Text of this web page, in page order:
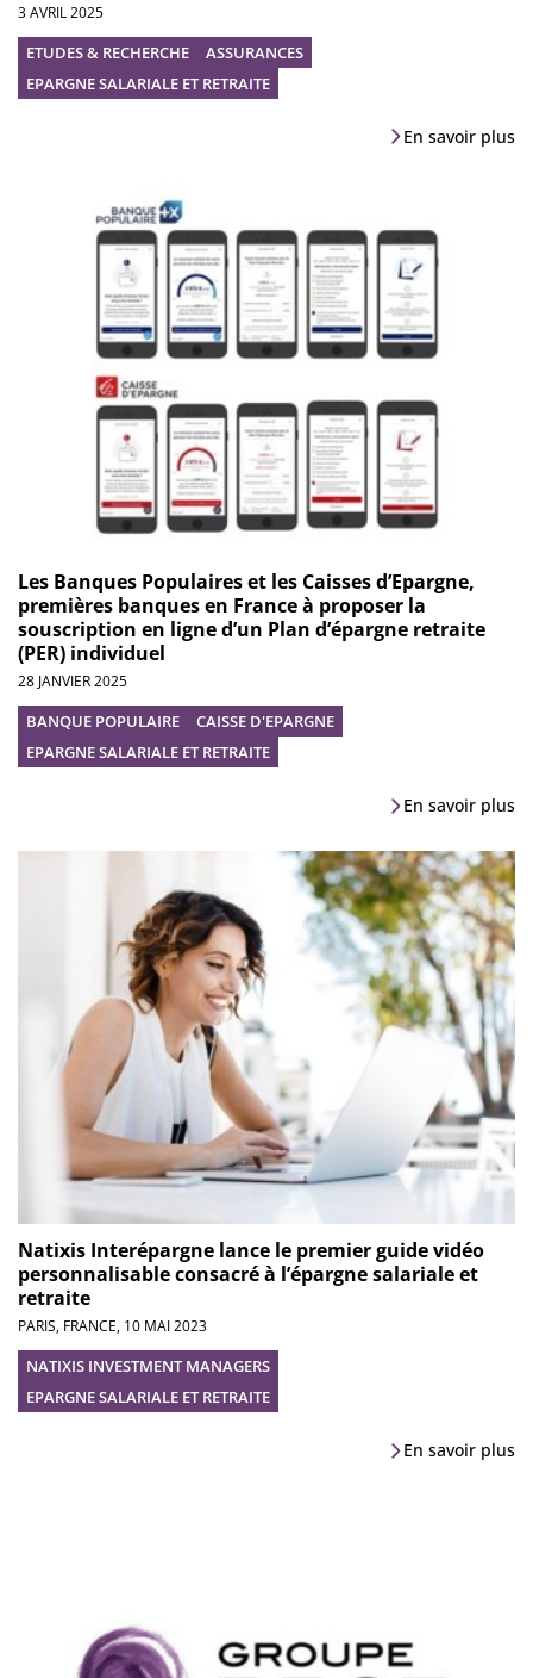
3 AVRIL 2025
ETUDES & RECHERCHE
ASSURANCES
EPARGNE SALARIALE ET RETRAITE
En savoir plus
Les Banques Populaires et les Caisses d’Epargne,
premières banques en France à proposer la
souscription en ligne d’un Plan d’épargne retraite
(PER) individuel
28 JANVIER 2025
BANQUE POPULAIRE
CAISSE D'EPARGNE
EPARGNE SALARIALE ET RETRAITE
En savoir plus
Natixis Interépargne lance le premier guide vidéo
personnalisable consacré à l’épargne salariale et
retraite
PARIS, FRANCE, 10 MAI 2023
NATIXIS INVESTMENT MANAGERS
EPARGNE SALARIALE ET RETRAITE
En savoir plus